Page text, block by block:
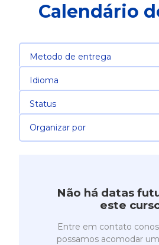
Calendário
Metodo de entrega
Idioma
Status
Organizar por
Não há datas
este
Entre em contato
possamos acomodar